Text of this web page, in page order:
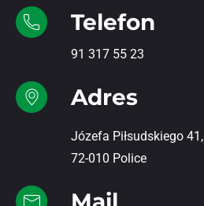
Telefon
91 317 55 23
Adres
Józefa Piłsudskiego 41,
72-010 Police